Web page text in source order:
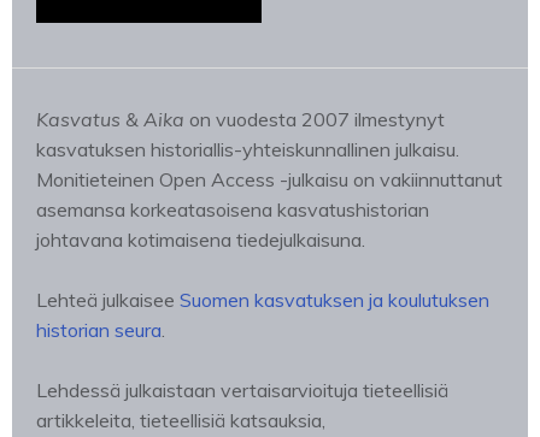
Kasvatus & Aika on vuodesta 2007 ilmestynyt
kasvatuksen historiallis-yhteiskunnallinen julkaisu.
Monitieteinen Open Access -julkaisu on vakiinnuttanut
asemansa korkeatasoisena kasvatushistorian
johtavana kotimaisena tiedejulkaisuna.
Lehteä julkaisee Suomen kasvatuksen ja koulutuksen
historian seura.
Lehdessä julkaistaan vertaisarvioituja tieteellisiä
artikkeleita, tieteellisiä katsauksia,